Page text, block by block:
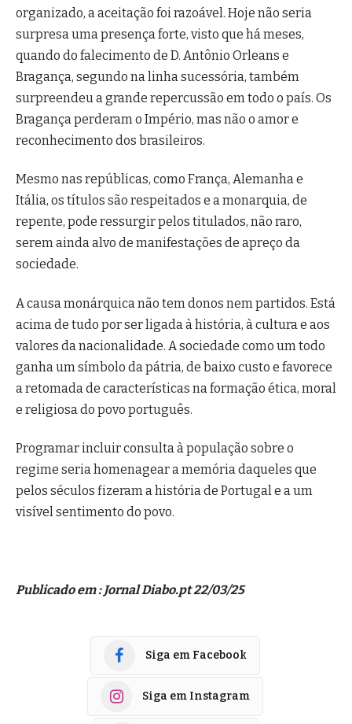
organizado, a aceitação foi razoável. Hoje não seria
surpresa uma presença forte, visto que há meses,
quando do falecimento de D. Antônio Orleans e
Bragança, segundo na linha sucessória, também
surpreendeu a grande repercussão em todo o país. Os
Bragança perderam o Império, mas não o amor e
reconhecimento dos brasileiros.
Mesmo nas repúblicas, como França, Alemanha e
Itália, os títulos são respeitados e a monarquia, de
repente, pode ressurgir pelos titulados, não raro,
serem ainda alvo de manifestações de apreço da
sociedade.
A causa monárquica não tem donos nem partidos. Está
acima de tudo por ser ligada à história, à cultura e aos
valores da nacionalidade. A sociedade como um todo
ganha um símbolo da pátria, de baixo custo e favorece
a retomada de características na formação ética, moral
e religiosa do povo português.
Programar incluir consulta à população sobre o
regime seria homenagear a memória daqueles que
pelos séculos fizeram a história de Portugal e a um
visível sentimento do povo.
Publicado em : Jornal Diabo.pt 22/03/25
Siga em Facebook
Siga em Instagram